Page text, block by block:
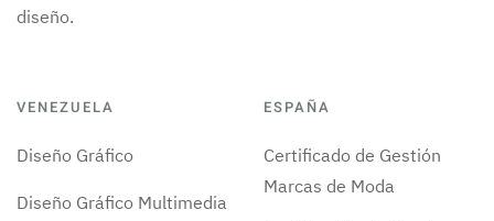
diseño.
VENEZUELA
Diseño Gráfico
Diseño Gráfico Multimedia
ESPAÑA
Certificado de Gestión
Marcas de Moda